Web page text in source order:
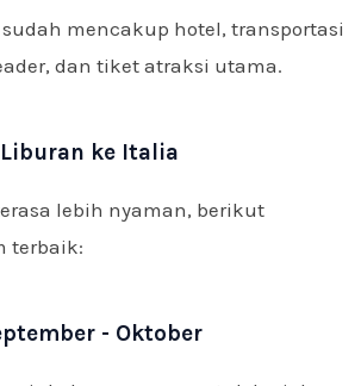
mencakup hotel, transportasi
dan tiket atraksi utama.
ke Italia
lebih nyaman, berikut
terbaik:
- Oktober